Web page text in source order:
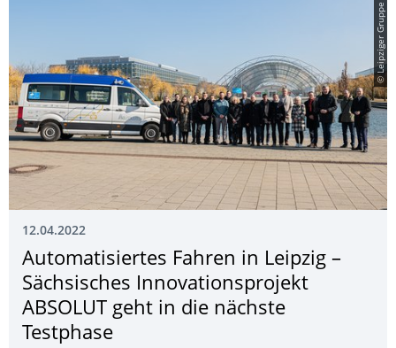
© Leipziger Gruppe
12.04.2022
Automatisiertes Fahren in Leipzig –
Sächsisches Innovationsprojekt
ABSOLUT geht in die nächste
Testphase